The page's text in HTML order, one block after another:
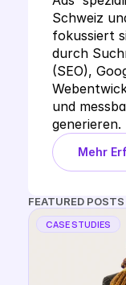
Schweiz
fokussiert
durch
(SEO),
und
generieren.
Mehr
FEATURED POSTS
CASE STUDIES